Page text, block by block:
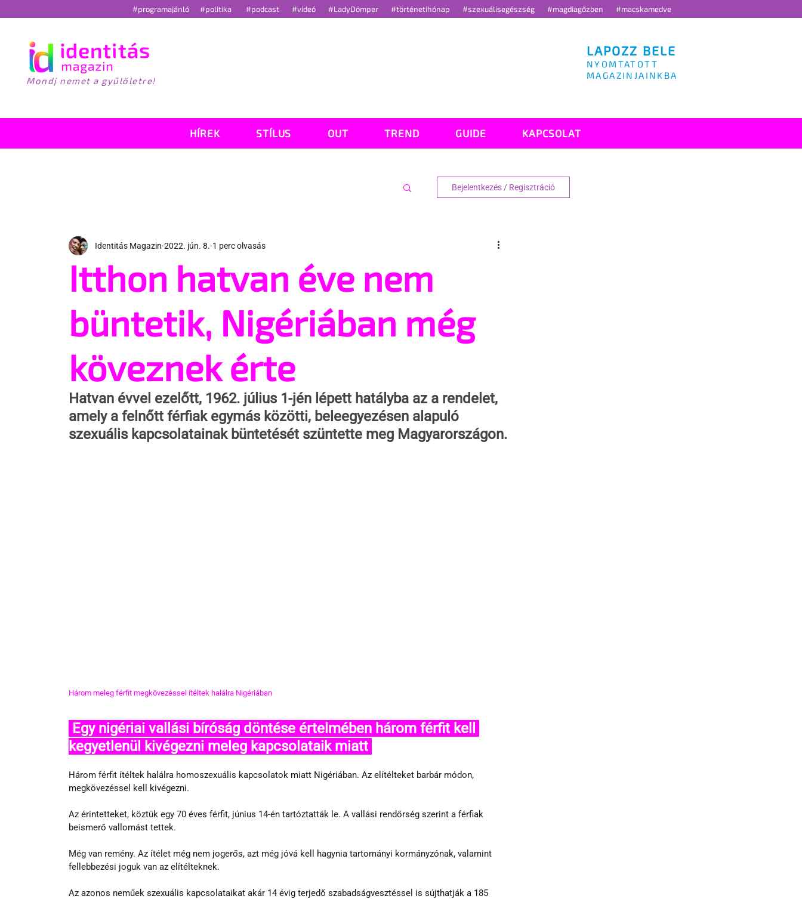
#programajánló #politika #podcast #videó #LadyDömper #történetihónap #szexuálisegészség #magdiagőzben #macskamedve
Mondj nemet a gyűlöletre!
LAPOZZ BELE
NYOMTATOTT
MAGAZINJAINKBA
HÍREK STÍLUS OUT TREND GUIDE KAPCSOLAT
Bejelentkezés / Regisztráció
Itthon hatvan éve nem
büntetik, Nigériában még
köveznek érte
Identitás Magazin 2022. jún. 8. 1 perc olvasás
Hatvan évvel ezelőtt, 1962. július 1-jén lépett hatályba az a rendelet,
amely a felnőtt férfiak egymás közötti, beleegyezésen alapuló
szexuális kapcsolatainak büntetését szüntette meg Magyarországon.
Három meleg férfit megkövezéssel ítéltek halálra Nigériában
kegyetlenül kivégezni meleg kapcsolataik miatt
Három férfit ítéltek halálra homoszexuális kapcsolatok miatt Nigériában. Az elítélteket barbár módon,
megkövezéssel kell kivégezni.
Az érintetteket, köztük egy 70 éves férfit, június 14-én tartóztatták le. A vallási rendőrség szerint a férfiak
beismerő vallomást tettek.
Még van remény. Az ítélet még nem jogerős, azt még jóvá kell hagynia tartományi kormányzónak, valamint
fellebbezési joguk van az elítélteknek.
Az azonos neműek szexuális kapcsolataikat akár 14 évig terjedő szabadságvesztéssel is sújthatják a 185